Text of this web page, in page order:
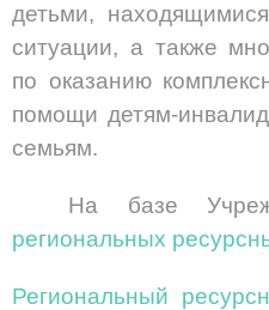
детьми,
ситуации, а также
по оказанию
помощи детям-
семьям.
На базе
региональных
Региональный